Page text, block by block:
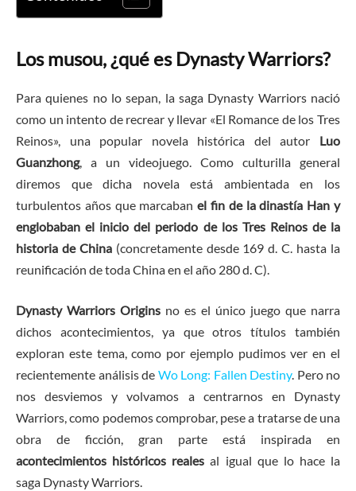
Los musou, ¿qué es Dynasty Warriors?
Para quienes no lo sepan, la saga Dynasty Warriors nació
como un intento de recrear y llevar «El Romance de los Tres
Reinos», una popular novela histórica del autor Luo
Guanzhong, a un videojuego. Como culturilla general
diremos que dicha novela está ambientada en los
turbulentos años que marcabanel fin de la dinastía Han y
englobaban el inicio del periodo de los Tres Reinos de la
historia de China(concretamente desde 169 d. C. hasta la
reunificación de toda China en el año 280 d. C).
Dynasty Warriors Origins no es el único juego que narra
dichos acontecimientos, ya que otros títulos también
exploran este tema, como por ejemplo pudimos ver en el
recientemente análisis de Wo Long: Fallen Destiny. Pero no
nos desviemos y volvamos a centrarnos en Dynasty
Warriors, como podemos comprobar, pese a tratarse de una
obra de ficción, gran parte está inspirada en
acontecimientos históricos reales al igual que lo hace la
saga Dynasty Warriors.